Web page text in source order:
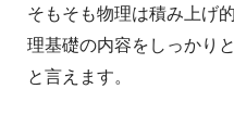
そもそも物理は積み上げ
理基礎の内容をしっかり
と言えます。